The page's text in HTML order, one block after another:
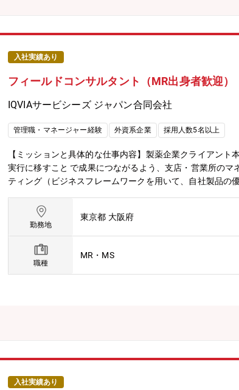
入社実績あり
フィールドコンサルタント（MR出身者歓迎）
IQVIAサービシーズ ジャパン合同会社
管理職・マネージャー経験 外資系企業 採用人数5名以上
【ミッションと具体的な仕事内容】製薬企業クライアン
実行に移すこと で成果につながるよう、支店・営業所の
ティング（ビジネスフレームワークを用いて、自社製品の
み■実行計画のKPI・マイルストーンを設定し、PDCAを回
の最大化 ■上記を通じて、販売目標の達成に導く
勤務地
東京都 大阪府
職種
MR・MS
入社実績あり